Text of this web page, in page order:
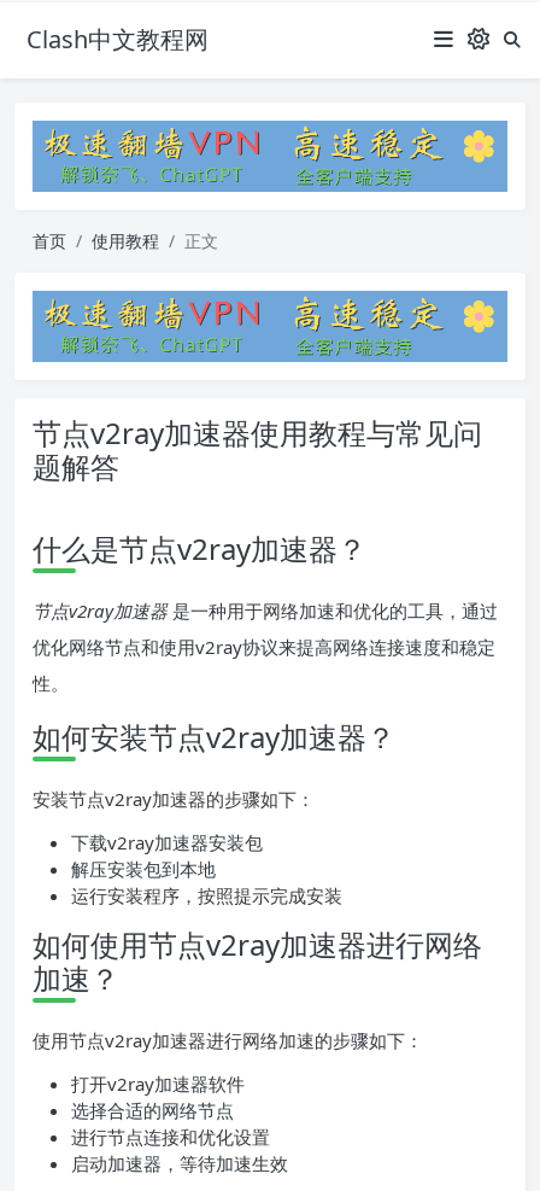
Clash中文教程网
首页 使用教程 正文
节点v2ray加速器使用教程与常见问
题解答
什么是节点v2ray加速器？
节点v2ray加速器是一种用于网络加速和优化的工具，通过
优化网络节点和使用v2ray协议来提高网络连接速度和稳定
性。
如何安装节点v2ray加速器？
安装节点v2ray加速器的步骤如下：
下载v2ray加速器安装包
解压安装包到本地
运行安装程序，按照提示完成安装
如何使用节点v2ray加速器进行网络
加速？
使用节点v2ray加速器进行网络加速的步骤如下：
打开v2ray加速器软件
选择合适的网络节点
进行节点连接和优化设置
启动加速器，等待加速生效